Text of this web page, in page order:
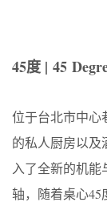
45度 | 45
位于台北市中心
的私人厨房以及
入了全新的机
轴，随着桌心45